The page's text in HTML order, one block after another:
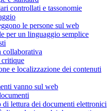
controllati e tassonomie
le persone sul web
per un linguaggio semplice
collaborativa
e localizzazione dei contenuti
vanno sul web
di lettura dei documenti elettronici